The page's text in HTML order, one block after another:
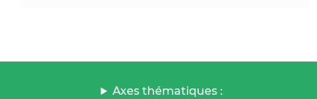
Axes thématiques :